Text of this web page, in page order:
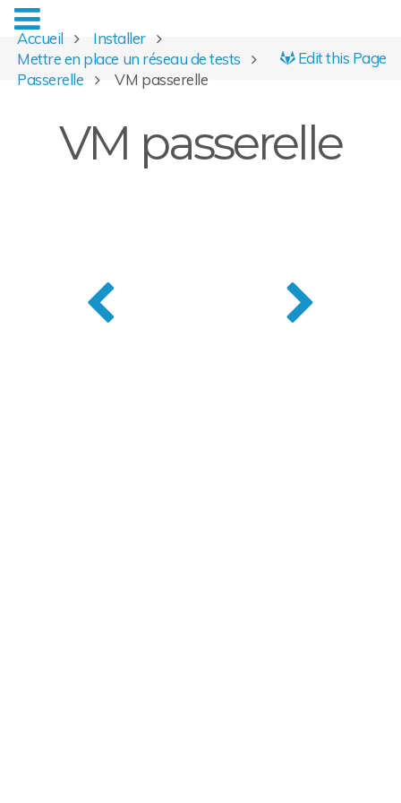
Edit this Page
Accueil
Installer
Mettre en place un réseau de tests
Passerelle
VM passerelle
VM passerelle